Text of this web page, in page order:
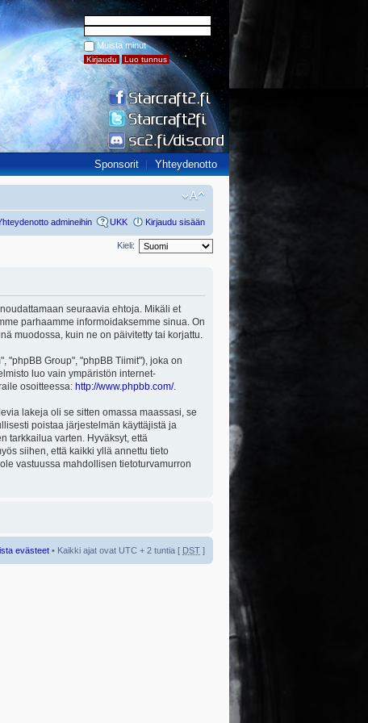
Muista minut
Sponsorit Yhteydenotto
admineihin UKK Kirjaudu sisään
Kieli:
seuraavia ehtoja. Mikäli et
parhaamme informoidaksemme sinua. On
muodossa, kuin ne on päivitetty tai korjattu.
"phpBB Group", "phpBB Tiimit"), joka on
luo vain ympäristön internet-
osoitteessa: http://www.phpbb.com/.
lakeja oli se sitten omassa maassasi, se
poistaa järjestelmän käyttäjistä ja
tarkkailua varten. Hyväksyt, että
siihen, että kaikki yllä annettu tieto
vastuussa mahdollisen tietoturvamurron
evästeet • Kaikki ajat ovat UTC + 2 tuntia [ DST ]